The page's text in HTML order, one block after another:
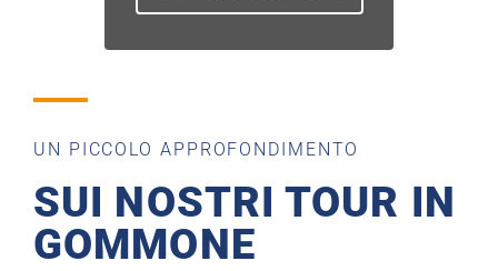
UN PICCOLO APPROFONDIMENTO
SUI NOSTRI TOUR IN
GOMMONE